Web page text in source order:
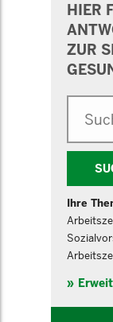
HIER
ZUR
Ihre